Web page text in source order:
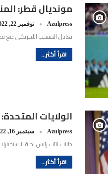
مونديال قطر:
Azulpress نوفمبر 22, 2022
تعادل المنتخب الأمريكي مع
اقرأ أكثر...
الولايات
Azulpress سبتمبر 16, 2022
طالب نائب رئيس لجنة
اقرأ أكثر...